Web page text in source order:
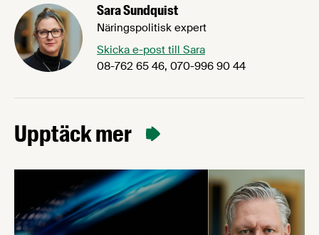
Sara Sundquist
Näringspolitisk expert
Skicka e-post till Sara
08-762 65 46, 070-996 90 44
Upptäck mer